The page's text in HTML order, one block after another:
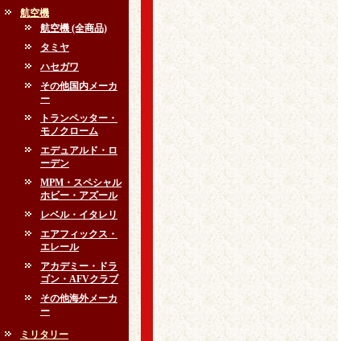
航空機
航空機 (全商品)
タミヤ
ハセガワ
その他国内メーカ
ー
トランペッター・
モノクローム
エデュアルド・ロ
ーデン
MPM・スペシャル
ホビー・アズール
レベル・イタレリ
エアフィックス・
エレール
アカデミー・ドラ
ゴン・AFVクラブ
その他海外メーカ
ー
ミリタリー